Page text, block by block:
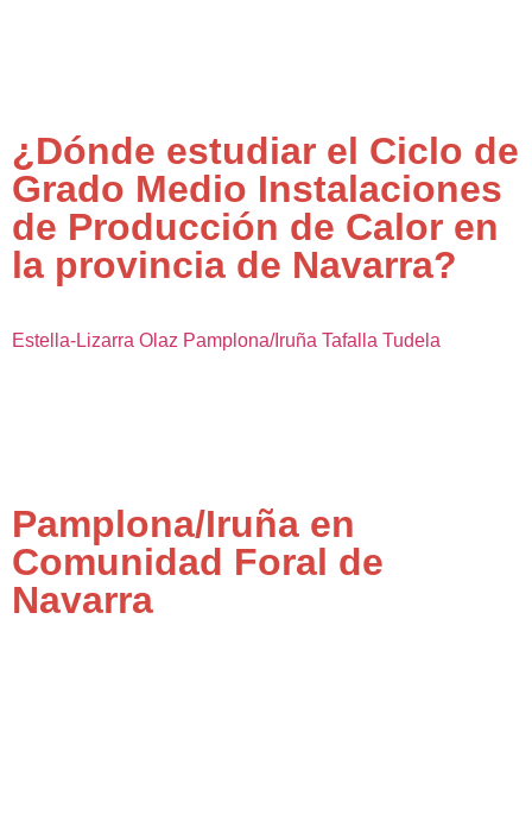
¿Dónde estudiar el Ciclo de
Grado Medio Instalaciones
de Producción de Calor en
la provincia de Navarra?
Estella-Lizarra Olaz Pamplona/Iruña Tafalla Tudela
Pamplona/Iruña en
Comunidad Foral de
Navarra